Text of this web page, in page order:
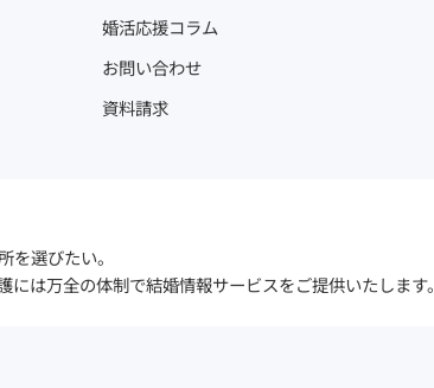
婚活応援コラム
お問い合わせ
資料請求
を選びたい。
は万全の体制で結婚情報サービスをご提供いたします。